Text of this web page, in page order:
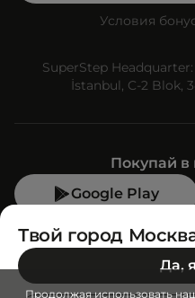
Продолжая использовать
Условия
SuperStep
İstanbul, C-2 Blok,
Покупай
Google Play
Мы в
Твой город
Да,